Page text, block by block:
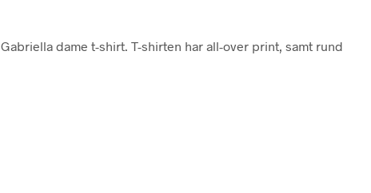
. Gabriella dame t-shirt. T-shirten har all-over print, samt rund